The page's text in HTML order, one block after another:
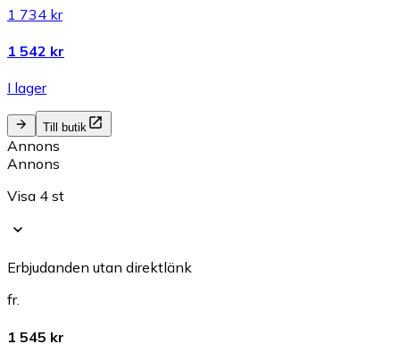
1 734 kr
1 542 kr
I lager
Till butik
Annons
Annons
Visa 4 st
Erbjudanden utan direktlänk
fr.
1 545 kr